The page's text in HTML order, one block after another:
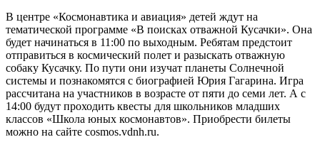
В центре «Космонавтика и авиация» детей ждут на
тематической программе «В поисках отважной Кусачки». Она
будет начинаться в 11:00 по выходным. Ребятам предстоит
отправиться в космический полет и разыскать отважную
собаку Кусачку. По пути они изучат планеты Солнечной
системы и познакомятся с биографией Юрия Гагарина. Игра
рассчитана на участников в возрасте от пяти до семи лет. А с
14:00 будут проходить квесты для школьников младших
классов «Школа юных космонавтов». Приобрести билеты
можно на сайте cosmos.vdnh.ru.